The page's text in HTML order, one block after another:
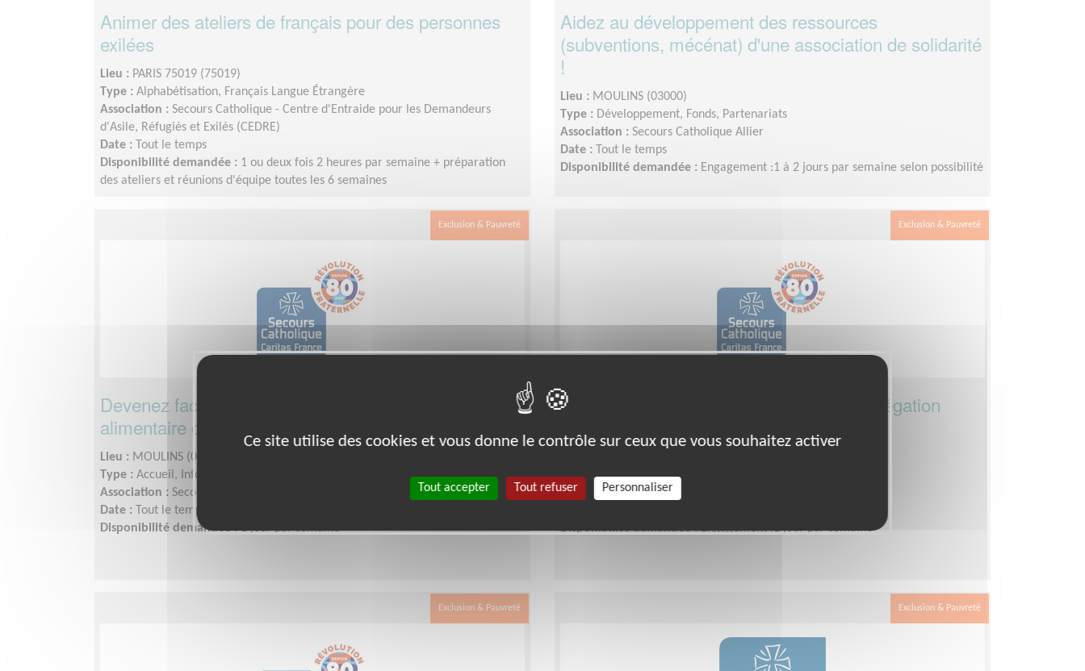
Animer des ateliers de français pour des personnes
exilées
Lieu : PARIS 75019 (75019)
Type : Alphabétisation, Français Langue Étrangère
Association : Secours Catholique - Centre d'Entraide pour les Demandeurs
d'Asile, Réfugiés et Exilés (CEDRE)
Date : Tout le temps
Disponibilité demandée : 1 ou deux fois 2 heures par semaine + préparation
des ateliers et réunions d'équipe toutes les 6 semaines
Aidez au développement des ressources
(subventions, mécénat) d'une association de solidarité
!
Lieu : MOULINS (03000)
Type : Développement, Fonds, Partenariats
Association : Secours Catholique Allier
Date : Tout le temps
Disponibilité demandée : Engagement :1 à 2 jours par semaine selon possibilité
Exclusion & Pauvreté
Devenez facilitateur de l'alimentation digne (aide
alimentaire de produits locaux, de qualité) !
Lieu : MOULINS (03000)
Type : Accueil, Information
Association : Secours Catholique Allier
Date : Tout le temps
Disponibilité demandée :1 jour par semaine
Exclusion & Pauvreté
Intégrez l'équipe communication de la délégation
Type :Communication, Graphisme
Association :Secours Catholique Allier
Disponibilité demandée :Engagement :1 jour par semaine
Exclusion & Pauvreté Exclusion & Pauvreté
Ce site utilise des cookies et vous donne le contrôle sur ceux que vous souhaitez activer
Tout accepter Tout refuser Personnaliser